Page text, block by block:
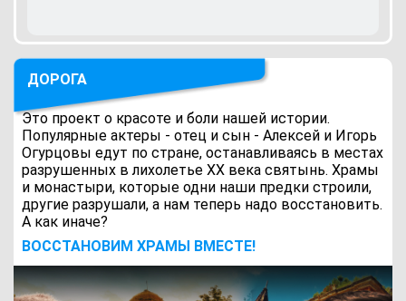
ДОРОГА
Это проект о красоте и боли нашей истории.
Популярные актеры - отец и сын - Алексей и Игорь
Огурцовы едут по стране, останавливаясь в местах
разрушенных в лихолетье ХХ века святынь. Храмы
и монастыри, которые одни наши предки строили,
другие разрушали, а нам теперь надо восстановить.
А как иначе?
ВОCСТАНОВИМ ХРАМЫ ВМЕСТЕ!